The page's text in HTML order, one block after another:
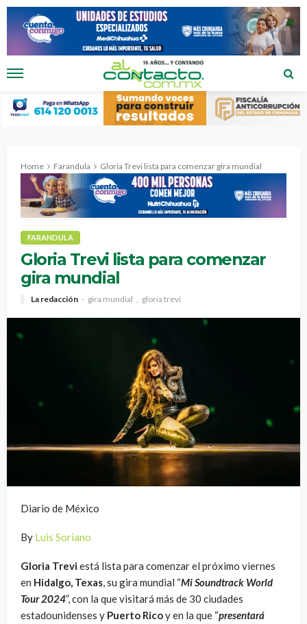
Home Farandula Gloria Trevi lista para comenzar gira mundial
FARANDULA
Gloria Trevi lista para comenzar
gira mundial
La redacción gira mundial gloria trevi
Diario de México
By Luis Soriano
Gloria Treviestá lista para comenzar el próximo viernes
en Hidalgo, Texas, su gira mundial “Mi Soundtrack World
Tour 2024”, con la que visitará más de 30 ciudades
estadounidenses y Puerto Ricoy en la que “presentará